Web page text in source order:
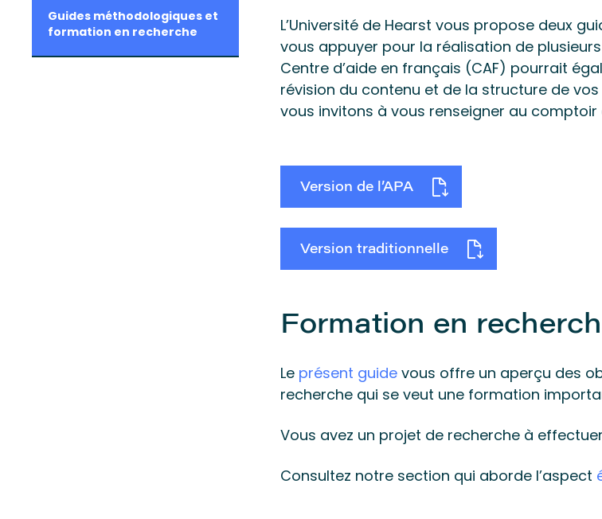
Guides méthodologiques et
formation en recherche
L’Université de Hearst vous propose deux
vous appuyer pour la réalisation de
Centre d’aide en français (CAF) pourrait
révision du contenu et de la structure de
vous invitons à vous renseigner au
Version de l’APA
Version traditionnelle
Formation en
Le présent guide vous offre un aperçu des
recherche qui se veut une formation
Vous avez un projet de recherche à
Consultez notre section qui aborde l’aspect